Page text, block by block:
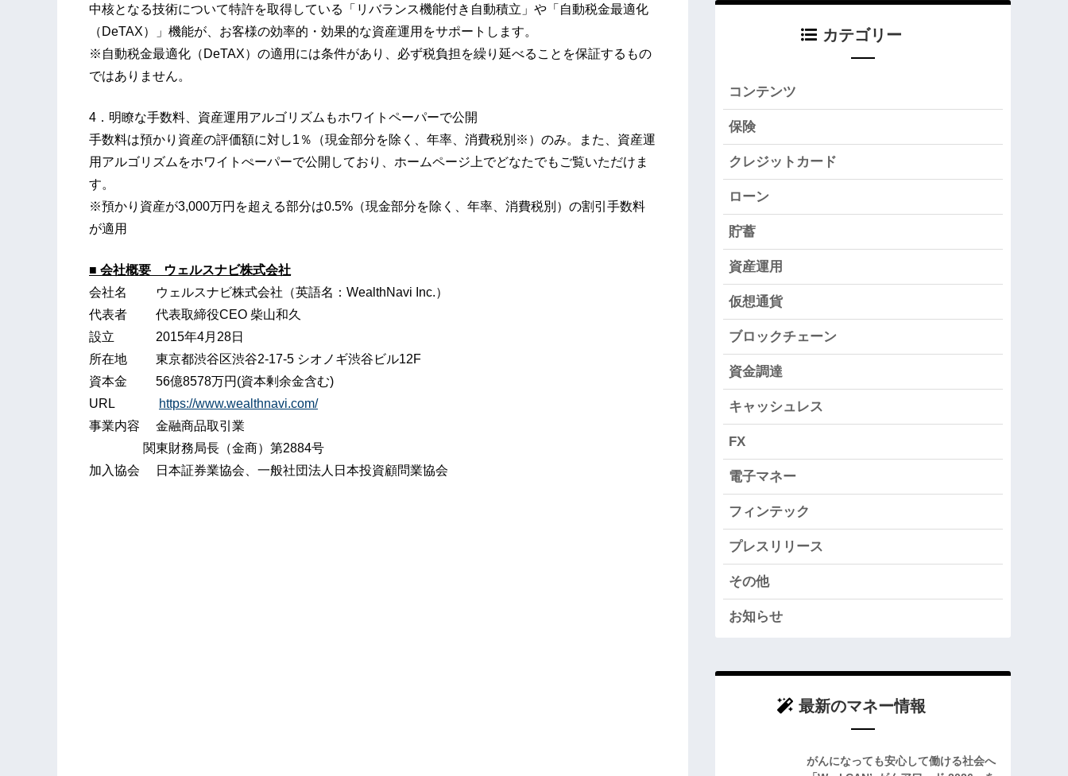
中核となる技術について特許を取得している「リバランス機能付き自動積立」や「自動税金最適化
（DeTAX）」機能が、お客様の効率的・効果的な資産運用をサポートします。
※自動税金最適化（DeTAX）の適用には条件があり、必ず税負担を繰り延べることを保証するもの
ではありません。
4．明瞭な手数料、資産運用アルゴリズムもホワイトペーパーで公開
手数料は預かり資産の評価額に対し1％（現金部分を除く、年率、消費税別※）のみ。また、資産運
用アルゴリズムをホワイトぺーパーで公開しており、ホームページ上でどなたでもご覧いただけま
す。
※預かり資産が3,000万円を超える部分は0.5%（現金部分を除く、年率、消費税別）の割引手数料
が適用
■ 会社概要 ウェルスナビ株式会社
会社名 ウェルスナビ株式会社（英語名：WealthNavi Inc.）
代表者 代表取締役CEO 柴山和久
設立 2015年4月28日
所在地 東京都渋谷区渋谷2-17‐5 シオノギ渋谷ビル12F
資本金 56億8578万円(資本剰余金含む)
URL
https://www.wealthnavi.com/
事業内容 金融商品取引業
関東財務局長（金商）第2884号
加入協会 日本証券業協会、一般社団法人日本投資顧問業協会
カテゴリー
コンテンツ
保険
クレジットカード
ローン
貯蓄
資産運用
仮想通貨
ブロックチェーン
資金調達
キャッシュレス
FX
電子マネー
フィンテック
プレスリリース
その他
お知らせ
最新のマネー情報
がんになっても安心して働ける社会へ